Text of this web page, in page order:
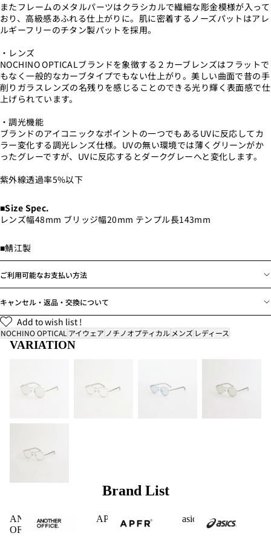
またフレームのメタルパーツはクラシカルで繊細な彫金模様が入って
おり、高級感あふれる仕上がりに。 肌に密着するノーズパットはアレ
ルギーフリーのチタン製パットを採用。
・レンズ
NOCHINO OPTICALブランドを象徴する２カーブレンズはフラットで
もなく一般的なカーブタイプでもない仕上がり。美しい曲面で昔の手
削りガラスレンズの名残りを感じることのできる光り輝く表面感で仕
上げられています。
・調光機能
ブランドのアイコニックなポイントの一つでもあるUVに反応してカ
ラー変化する調光レンズ仕様。UVの無い環境では薄くグリーンがか
ったグレーですが、UVに反応するとダークグレーへと変化します。
紫外線透過率5%以下
■Size Spec.
レンズ幅48mm ブリッジ幅20mm テンプル長143mm
■鯖江製
ご利用可能なお支払い方法
キャンセル・返品・交換について
Add to wish list !
NOCHINO OPTICAL アイウェア ノチノオプティカル メンズ レディース
VARIATION
Brand List
ANOTHER
OFFICE
APFR asics